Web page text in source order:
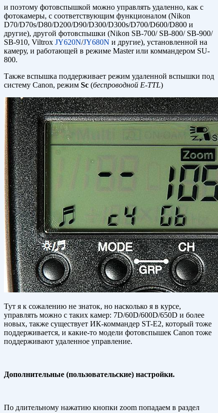
и поэтому фотовспышкой можно управлять удаленно, как с
фотокамеры, с соответствующим функционалом (Nikon
D70/D70s/D80/D200/D90/D300/D300s/D700/D600/D800 и
другие), другой фотовспышки (Nikon SB-700/ SB-800/ SB-900/
SB-910, Viltrox JY620N/JY680N и другие), установленной на
камеру, и работающей в режиме Master или коммандером SU-
800.
Также вспышка поддерживает режим удаленной вспышки под
систему Canon, режим Sc (беспроводной E-TTL)
Тут я к сожалению не знаток, но насколько я в курсе,
управлять можно с таких камер: 7D/60D/600D/650D и более
новых, также существует ИК-коммандер ST-E2, который тоже
поддерживается, и какие-то модели фотовспышек Canon тоже
поддерживают удаленное управление.
Дополнительные (пользовательские) настройки.
По длительному нажатию кнопки zoom попадаем в раздел